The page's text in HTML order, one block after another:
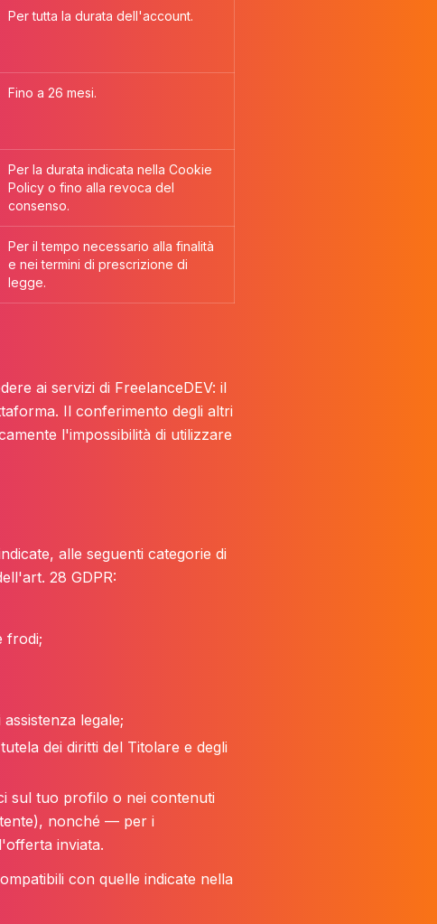
Per tutta la durata dell'account.
Fino a 26 mesi.
Per la durata indicata nella Cookie
Policy o fino alla revoca del
consenso.
Per il tempo necessario alla finalità
e nei termini di prescrizione di
legge.
ai servizi di FreelanceDEV: il
Il conferimento degli altri
l'impossibilità di utilizzare
alle seguenti categorie di
28 GDPR:
frodi;
legale;
dei diritti del Titolare e degli
sul tuo profilo o nei contenuti
nonché — per i
inviata.
con quelle indicate nella